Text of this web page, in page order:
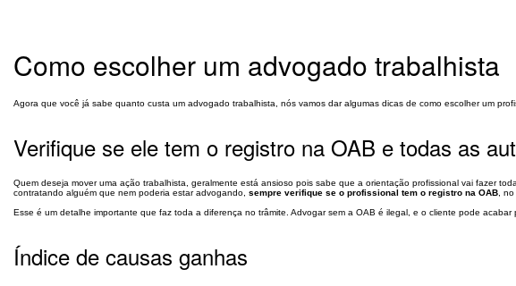
Como escolher um advogado trabalhista
Agora que você já sabe quanto custa um advogado trabalhista, nós vamos dar algumas dicas de como escolher um
Verifique se ele tem o registro na OAB e todas as
Quem deseja mover uma ação trabalhista, geralmente está ansioso pois sabe que a orientação profissional vai fazer
contratando alguém que nem poderia estar advogando, sempre verifique se o profissional tem o registro na OAB ,
Esse é um detalhe importante que faz toda a diferença no trâmite. Advogar sem a OAB é ilegal, e o cliente pode
Índice de causas ganhas